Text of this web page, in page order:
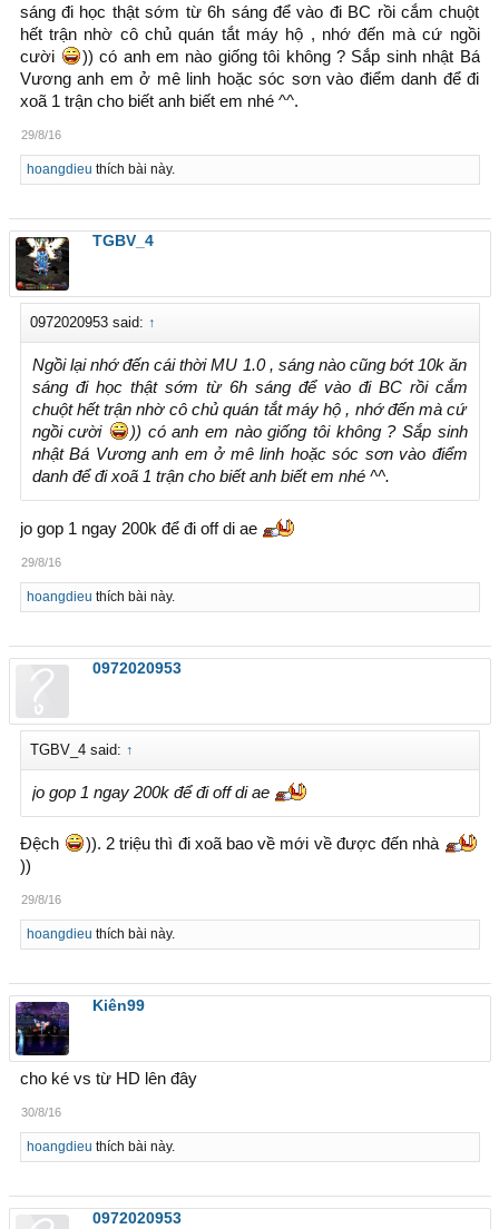
sáng đi học thật sớm từ 6h sáng để vào đi BC rồi cắm chuột
hết trận nhờ cô chủ quán tắt máy hộ , nhớ đến mà cứ ngồi
cười
)) có anh em nào giống tôi không ? Sắp sinh nhật Bá
Vương anh em ở mê linh hoặc sóc sơn vào điểm danh để đi
xoã 1 trận cho biết anh biết em nhé ^^.
29/8/16
hoangdieu thích bài này.
TGBV_4
0972020953 said: ↑
Ngồi lại nhớ đến cái thời MU 1.0 , sáng nào cũng bớt 10k ăn
sáng đi học thật sớm từ 6h sáng để vào đi BC rồi cắm
chuột hết trận nhờ cô chủ quán tắt máy hộ , nhớ đến mà cứ
ngồi cười
)) có anh em nào giống tôi không ? Sắp sinh
nhật Bá Vương anh em ở mê linh hoặc sóc sơn vào điểm
danh để đi xoã 1 trận cho biết anh biết em nhé ^^.
jo gop 1 ngay 200k để đi off di ae
29/8/16
hoangdieu thích bài này.
0972020953
TGBV_4 said: ↑
jo gop 1 ngay 200k để đi off di ae
Đệch
)). 2 triệu thì đi xoã bao về mới về được đến nhà
))
29/8/16
hoangdieu thích bài này.
Kiên99
cho ké vs từ HD lên đây
30/8/16
hoangdieu thích bài này.
0972020953